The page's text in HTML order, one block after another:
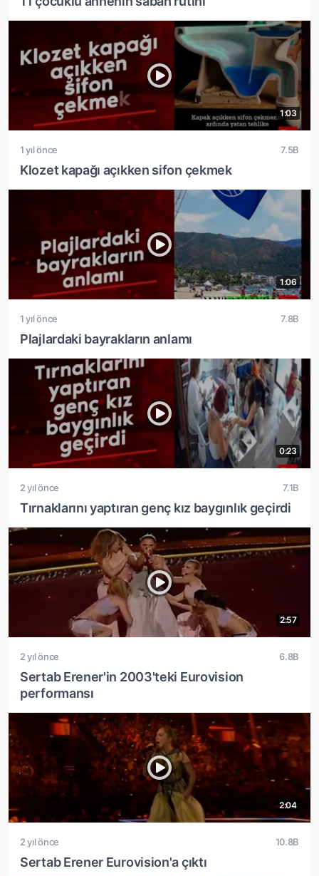
1:03
1 yıl önce 7.5B
Klozet kapağı açıkken sifon çekmek
1:06
1 yıl önce 7.8B
Plajlardaki bayrakların anlamı
0:23
2 yıl önce 7.1B
Tırnaklarını yaptıran genç kız baygınlık geçirdi
2:57
2 yıl önce 6.8B
Sertab Erener'in 2003'teki Eurovision
performansı
2:04
2 yıl önce 10.8B
Sertab Erener Eurovision'a çıktı